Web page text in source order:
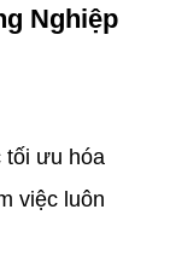
Nghiệp
tối ưu hóa
việc luôn